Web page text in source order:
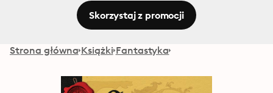
Skorzystaj z promocji
Strona główna Książki Fantastyka